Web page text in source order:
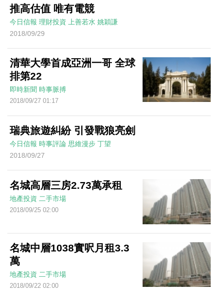
推高估值 唯有電競
今日信報 理財投資 上善若水 姚穎謙
2018/09/29
清華大學首成亞洲一哥 全球
排第22
即時新聞 時事脈搏
2018/09/27 01:17
瑞典旅遊糾紛 引發戰狼亮劍
今日信報 時事評論 思維漫步 丁望
2018/09/27
名城高層三房2.73萬承租
地產投資 二手市場
2018/09/25 02:00
名城中層1038實呎月租3.3
萬
地產投資 二手市場
2018/09/22 02:00